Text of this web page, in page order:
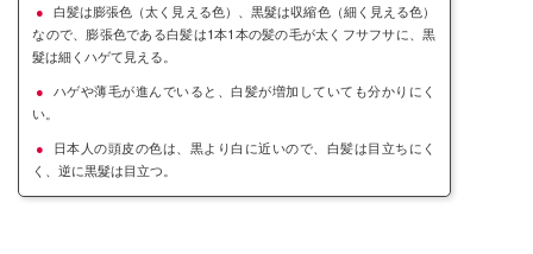
白髪は膨張色（太く見える色）、黒髮は収縮色（細く見える色）
なので、膨張色である白髪は1本1本の髪の毛が太くフサフサに、黒
髮は細くハゲて見える。
ハゲや薄毛が進んでいると、白髪が増加していても分かりにく
い。
日本人の頭皮の色は、黒より白に近いので、白髪は目立ちにく
く、逆に黒髮は目立つ。